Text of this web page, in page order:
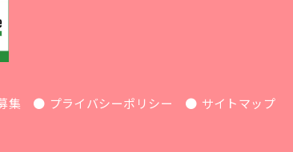
集 プライバシーポリシー サイトマップ